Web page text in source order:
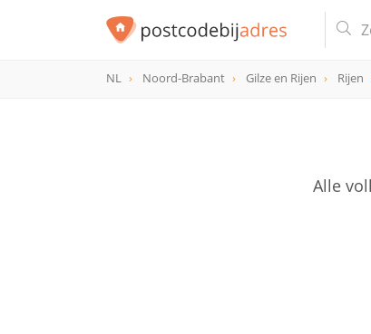
NL Noord-Brabant Gilze en Rijen Rijen
Alle